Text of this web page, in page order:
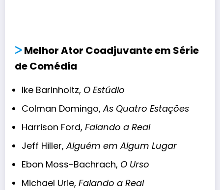
ᐳMelhor Ator Coadjuvante em Série
de Comédia
Ike Barinholtz, O Estúdio
Colman Domingo,As Quatro Estações
Harrison Ford, Falando a Real
Jeff Hiller,Alguém em Algum Lugar
Ebon Moss-Bachrach, O Urso
Michael Urie, Falando a Real